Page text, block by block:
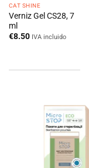
CAT SHINE
Verniz Gel CS28, 7
ml
€8.50 IVA incluido